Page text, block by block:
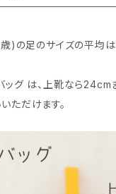
歳)の足のサイズの平均
ッグ は、上靴なら24cm
ただけます。